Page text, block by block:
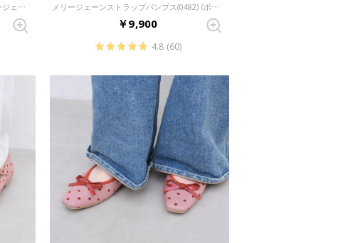
【26SS】6cmヒールアーモンドトゥメリージェーンパンプス(0614) （レッドZ/C） メリージェーンストラップパンプス(0482) （ボルドーE）
￥9,900
4.8 (60)